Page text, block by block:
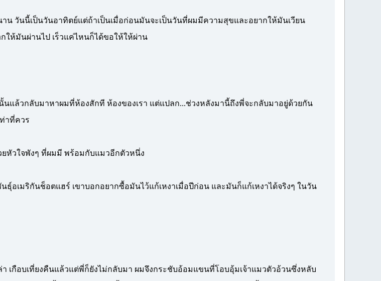
น วันนี้เป็นวันอาทิตย์แต่ถ้าเป็นเมื่อก่อนมันจะเป็นวันที่ผมมีความสุขและอยากให้มันเวียน
ห้มันผ่านไป เร็วแค่ไหนก็ได้ขอให้ให้ผ่าน
แล้วกลับมาหาผมที่ห้องสักที ห้องของเรา แต่แปลก...ช่วงหลังมานี้ถึงพี่จะกลับมาอยู่ด้วยกัน
าที่ควร
ยหัวใจพังๆ ที่ผมมี พร้อมกับแมวอีกตัวหนึ่ง
ธุ์อเมริกันช็อตแฮร์ เขาบอกอยากซื้อมันไว้แก้เหงาเมื่อปีก่อน และมันก็แก้เหงาได้จริงๆ ในวัน
า เกือบเที่ยงคืนแล้วแต่พี่ก็ยังไม่กลับมา ผมจึงกระชับอ้อมแขนที่โอบอุ้มเจ้าแมวตัวอ้วนซึ่งหลับ